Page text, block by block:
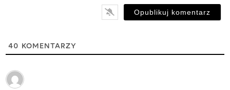
40 KOMENTARZY